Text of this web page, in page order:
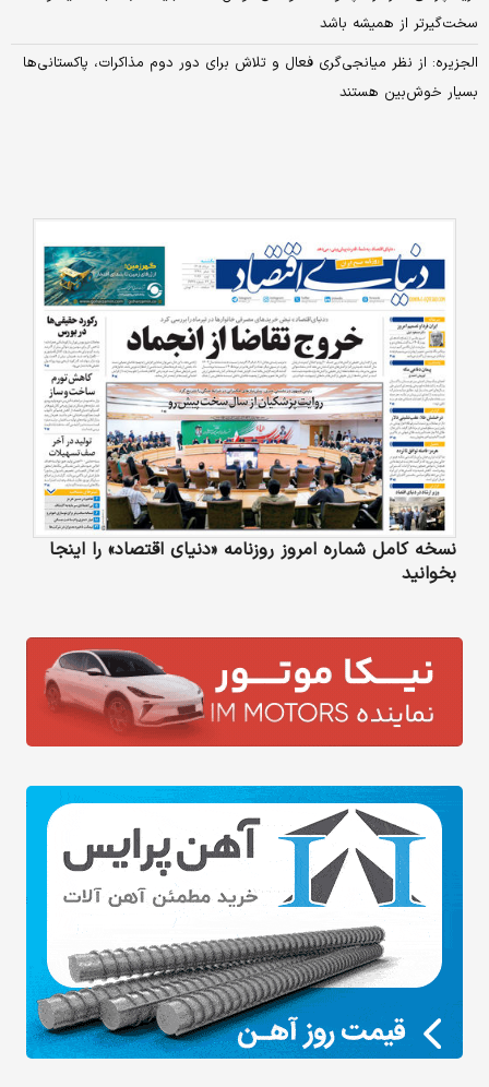
سخت‌گیرتر از همیشه باشد
الجزیره: از نظر میانجی‌گری فعال و تلاش برای دور دوم مذاکرات، پاکستانی‌ها
بسیار خوش‌بین هستند
نسخه کامل شماره امروز روزنامه «دنیای‌ اقتصاد» را اینجا
بخوانید